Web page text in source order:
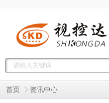
首页 资讯中心